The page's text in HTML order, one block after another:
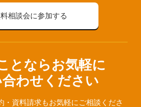
相談会に参加する
とならお気軽に
わせください
・資料請求もお気軽にご相談くださ